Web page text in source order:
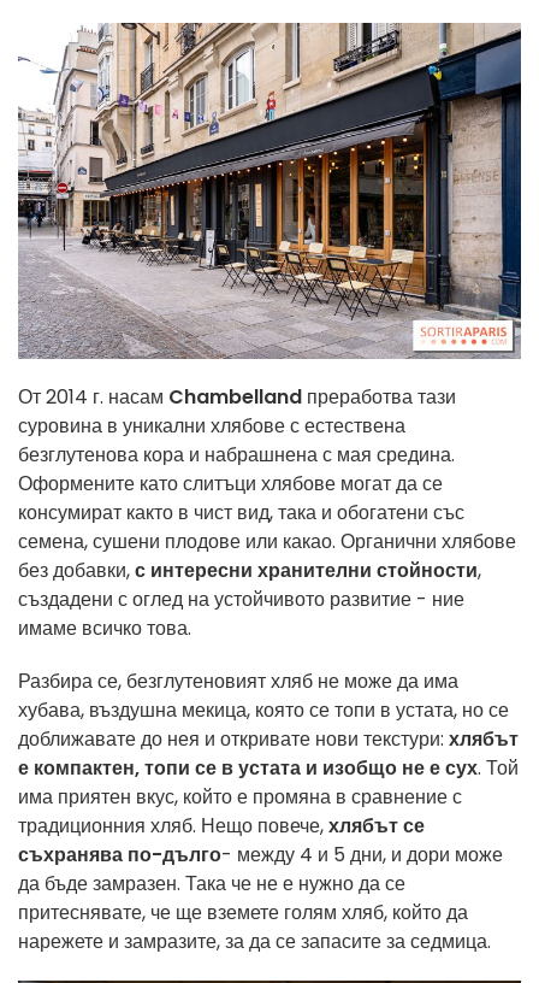
От 2014 г. насам Chambelland преработва тази
суровина в уникални хлябове с естествена
безглутенова кора и набрашнена с мая средина.
Оформените като слитъци хлябове могат да се
консумират както в чист вид, така и обогатени със
семена, сушени плодове или какао. Органични хлябове
без добавки,с интересни хранителни стойности,
създадени с оглед на устойчивото развитие - ние
имаме всичко това.
Разбира се, безглутеновият хляб не може да има
хубава, въздушна мекица, която се топи в устата, но се
доближавате до нея и откривате нови текстури: хлябът
е компактен, топи се в устата и изобщо не е сух. Той
има приятен вкус, който е промяна в сравнение с
традиционния хляб. Нещо повече,хлябът се
съхранява по-дълго- между 4 и 5 дни, и дори може
да бъде замразен. Така че не е нужно да се
притеснявате, че ще вземете голям хляб, който да
нарежете и замразите, за да се запасите за седмица.